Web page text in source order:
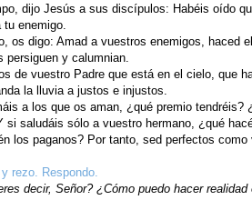
dijo Jesús a sus discípulos: Habéis oído
enemigo.
os digo: Amad a vuestros enemigos, haced
persiguen y calumnian.
de vuestro Padre que está en el cielo, que
la lluvia a justos e injustos.
a los que os aman, ¿qué premio tendréis?
si saludáis sólo a vuestro hermano, ¿qué
los paganos? Por tanto, sed perfectos
rezo. Respondo.
decir, Señor? ¿Cómo puedo hacer